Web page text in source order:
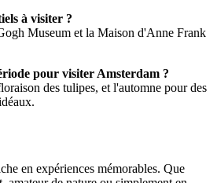
à visiter ?
Museum et la Maison d'Anne Frank
pour visiter Amsterdam ?
des tulipes, et l'automne pour des
en expériences mémorables. Que